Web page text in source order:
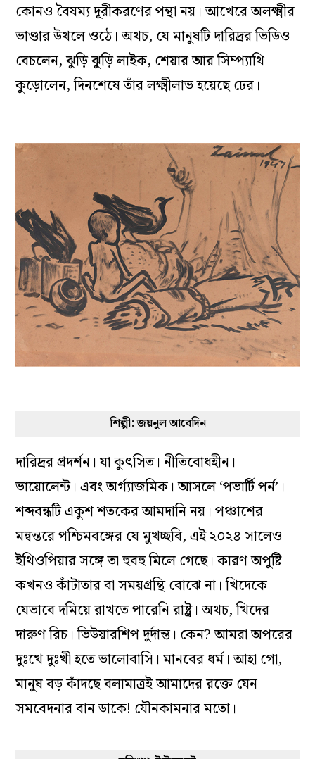
কোনও বৈষম্য দূরীকরণের পন্থা নয়। আখেরে অলক্ষ্মীর
ভাণ্ডার উথলে ওঠে। অথচ, যে মানুষটি দারিদ্রর ভিডিও
বেচলেন, ঝুড়ি ঝুড়ি লাইক, শেয়ার আর সিম্প্যাথি
কুড়োলেন, দিনশেষে তাঁর লক্ষ্মীলাভ হয়েছে ঢের।
শিল্পী: জয়নুল আবেদিন
দারিদ্রর প্রদর্শন। যা কুৎসিত। নীতিবোধহীন।
ভায়োলেন্ট। এবং অর্গ্যাজমিক। আসলে ‘পভার্টি পর্ন’।
শব্দবন্ধটি একুশ শতকের আমদানি নয়। পঞ্চাশের
মন্বন্তরে পশ্চিমবঙ্গের যে মুখচ্ছবি, এই ২০২৪ সালেও
ইথিওপিয়ার সঙ্গে তা হুবহু মিলে গেছে। কারণ অপুষ্টি
কখনও কাঁটাতার বা সময়গ্রন্থি বোঝে না। খিদেকে
যেভাবে দমিয়ে রাখতে পারেনি রাষ্ট্র। অথচ, খিদের
দারুণ রিচ। ভিউয়ারশিপ দুর্দান্ত। কেন? আমরা অপরের
দুঃখে দুঃখী হতে ভালোবাসি। মানবের ধর্ম। আহা গো,
মানুষ বড় কাঁদছে বলামাত্রই আমাদের রক্তে যেন
সমবেদনার বান ডাকে! যৌনকামনার মতো।